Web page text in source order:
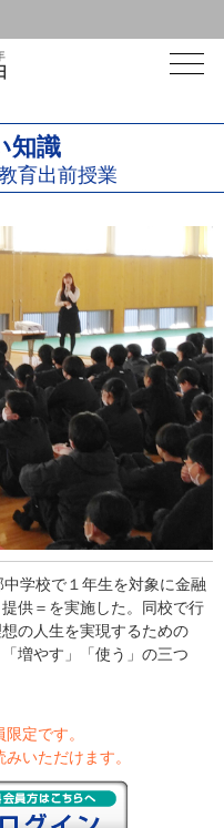
知識
育出前授業
学校で１年生を対象に金融
供＝を実施した。同校で行
の人生を実現するための
増やす」「使う」の三つ
定です。
いただけます。